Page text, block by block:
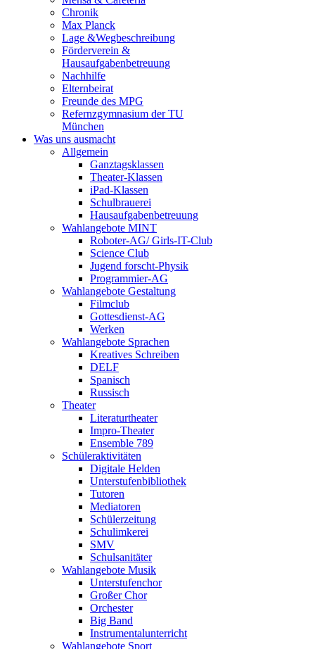
Chronik
Max Planck
Lage &Wegbeschreibung
Förderverein &
Hausaufgabenbetreuung
Nachhilfe
Elternbeirat
Freunde des MPG
Refernzgymnasium der TU
München
Was uns ausmacht
Allgemein
Ganztagsklassen
Theater-Klassen
iPad-Klassen
Schulbrauerei
Hausaufgabenbetreuung
Wahlangebote MINT
Roboter-AG/ Girls-IT-Club
Science Club
Jugend forscht-Physik
Programmier-AG
Wahlangebote Gestaltung
Filmclub
Gottesdienst-AG
Werken
Wahlangebote Sprachen
Kreatives Schreiben
DELF
Spanisch
Russisch
Theater
Literaturtheater
Impro-Theater
Ensemble 789
Schüleraktivitäten
Digitale Helden
Unterstufenbibliothek
Tutoren
Mediatoren
Schülerzeitung
Schulimkerei
SMV
Schulsanitäter
Wahlangebote Musik
Unterstufenchor
Großer Chor
Orchester
Big Band
Instrumentalunterricht
Wahlangebote Sport